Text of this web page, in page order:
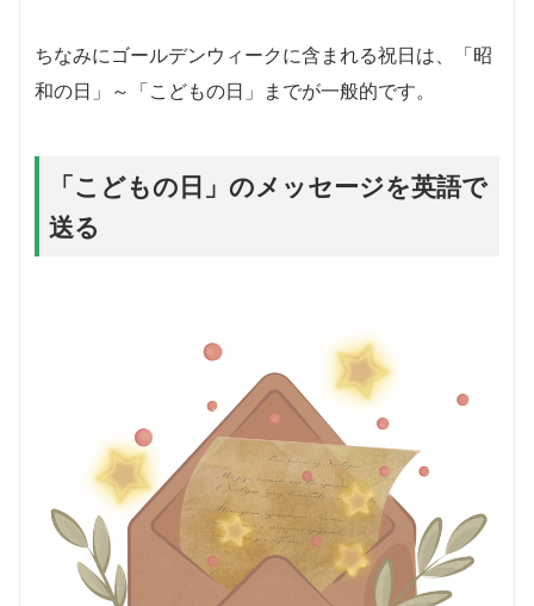
ちなみにゴールデンウィークに含まれる祝日は、「昭
和の日」～「こどもの日」までが一般的です。
「こどもの日」のメッセージを英語で
送る